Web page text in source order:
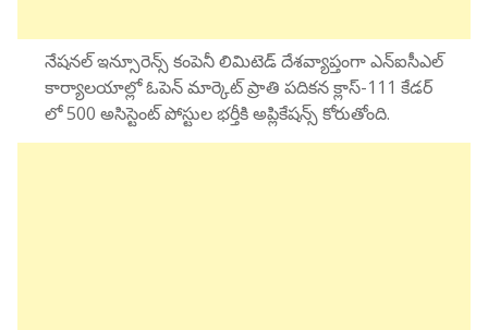
నేషనల్ ఇన్సూరెన్స్ కంపెనీ లిమిటెడ్ దేశవ్యాప్తంగా ఎన్ఐసీఎల్
కార్యాలయాల్లో ఓపెన్ మార్కెట్ ప్రాతి పదికన క్లాస్-111 కేడర్
లో 500 అసిస్టెంట్ పోస్టుల భర్తీకి అప్లికేషన్స్ కోరుతోంది.